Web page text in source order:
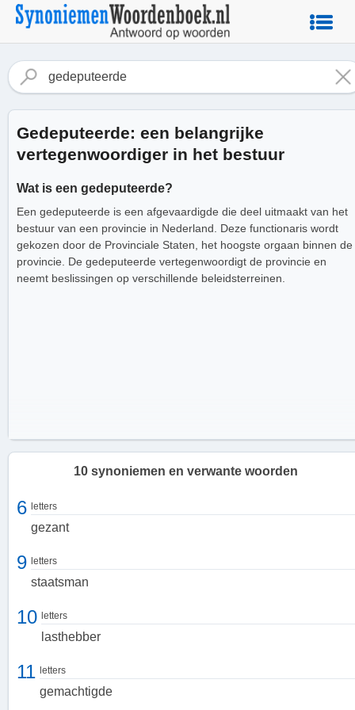
Gedeputeerde: een belangrijke
vertegenwoordiger in het bestuur
Wat is een gedeputeerde?
Een gedeputeerde is een afgevaardigde die deel uitmaakt van het
bestuur van een provincie in Nederland. Deze functionaris wordt
gekozen door de Provinciale Staten, het hoogste orgaan binnen de
provincie. De gedeputeerde vertegenwoordigt de provincie en
neemt beslissingen op verschillende beleidsterreinen.
Taken en verantwoordelijkheden
Als gedeputeerde heeft men een breed scala aan taken en
10 synoniemen en verwante woorden
6 letters
gezant
9 letters
staatsman
10 letters
lasthebber
11 letters
gemachtigde